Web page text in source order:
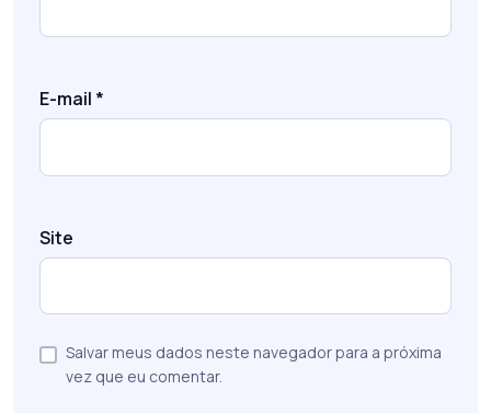
E-mail *
Site
Salvar meus dados neste navegador para a próxima
vez que eu comentar.